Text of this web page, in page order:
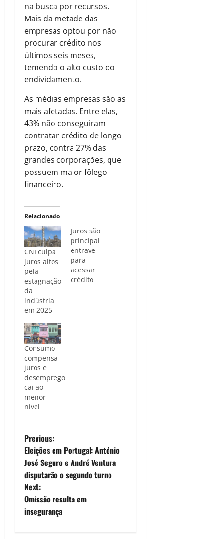
na busca por recursos.
Mais da metade das
empresas optou por não
procurar crédito nos
últimos seis meses,
temendo o alto custo do
endividamento.
As médias empresas são as
mais afetadas. Entre elas,
43% não conseguiram
contratar crédito de longo
prazo, contra 27% das
grandes corporações, que
possuem maior fôlego
financeiro.
Relacionado
CNI culpa
juros altos
pela
estagnação
da
indústria
em 2025
Juros são
principal
entrave
para
acessar
crédito
Consumo
compensa
juros e
desemprego
cai ao
menor
nível
P
o
s
t
Previous:
Eleições em Portugal: António
José Seguro e André Ventura
disputarão o segundo turno
Next:
Omissão resulta em
insegurança